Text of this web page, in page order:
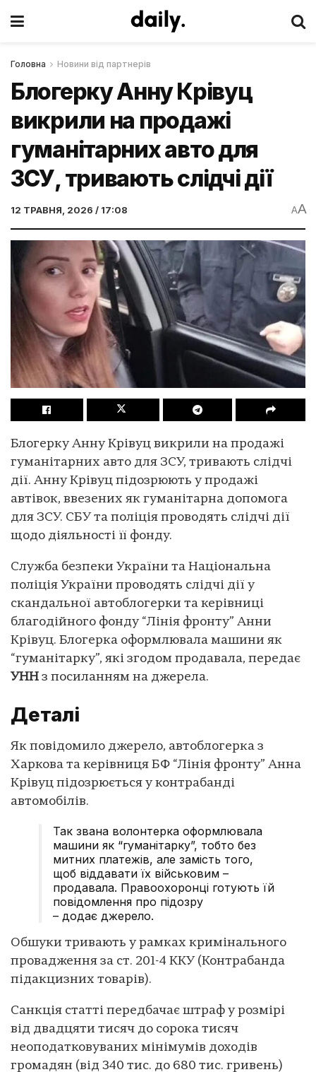
Головна Новини від партнерів
Блогерку Анну Крівуц
викрили на продажі
гуманітарних авто для
ЗСУ, тривають слідчі дії
12 ТРАВНЯ, 2026 / 17:08 AA
Блогерку Анну Крівуц викрили на продажі
гуманітарних авто для ЗСУ, тривають слідчі
дії. Анну Крівуц підозрюють у продажі
автівок, ввезених як гуманітарна допомога
для ЗСУ. СБУ та поліція проводять слідчі дії
щодо діяльності її фонду.
Служба безпеки України та Національна
поліція України проводять слідчі дії у
скандальної автоблогерки та керівниці
благодійного фонду “Лінія фронту” Анни
Крівуц. Блогерка оформлювала машини як
“гуманітарку”, які згодом продавала, передає
УНН з посиланням на джерела.
Деталі
Як повідомило джерело, автоблогерка з
Харкова та керівниця БФ “Лінія фронту” Анна
Крівуц підозрюється у контрабанді
автомобілів.
Так звана волонтерка оформлювала
машини як “гуманітарку”, тобто без
митних платежів, але замість того,
щоб віддавати їх військовим –
продавала. Правоохоронці готують їй
повідомлення про підозру
– додає джерело.
Обшуки тривають у рамках кримінального
провадження за ст. 201-4 ККУ (Контрабанда
підакцизних товарів).
Санкція статті передбачає штраф у розмірі
від двадцяти тисяч до сорока тисяч
неоподатковуваних мінімумів доходів
громадян (від 340 тис. до 680 тис. гривень)